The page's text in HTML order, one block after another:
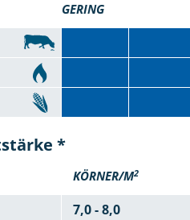
GERING
*
KÖRNER/M2
7,0 - 8,0